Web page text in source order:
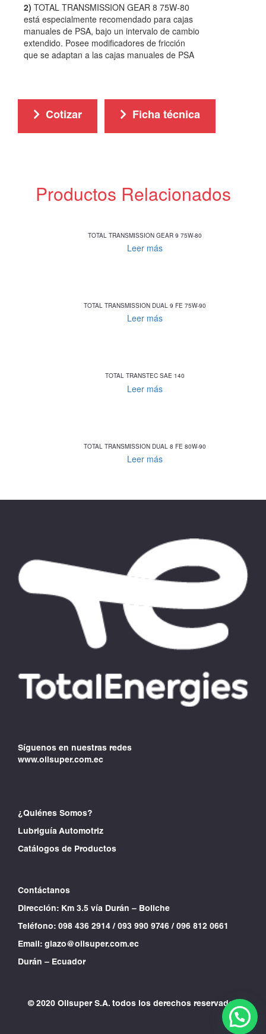
2) TOTAL TRANSMISSION GEAR 8 75W-80
está especialmente recomendado para cajas
manuales de PSA, bajo un intervalo de cambio
extendido. Posee modificadores de fricción
que se adaptan a las cajas manuales de PSA
Cotizar Ficha técnica
Productos Relacionados
TOTAL TRANSMISSION GEAR 9 75W-80
Leer más
TOTAL TRANSMISSION DUAL 9 FE 75W-90
Leer más
TOTAL TRANSTEC SAE 140
Leer más
TOTAL TRANSMISSION DUAL 8 FE 80W-90
Leer más
Síguenos en nuestras redes
www.oilsuper.com.ec
¿Quiénes Somos?
Lubriguía Automotriz
Catálogos de Productos
Contáctanos
Dirección: Km 3.5 vía Durán – Boliche
Teléfono: 098 436 2914 / 093 990 9746 / 096 812 0661
Email: glazo@oilsuper.com.ec
Durán – Ecuador
© 2020 Oilsuper S.A. todos los derechos reservados